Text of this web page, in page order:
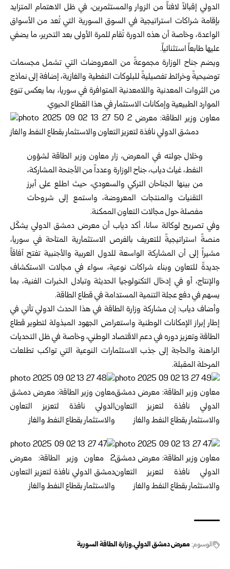
الدولي إقبالاً لافتاً من الزوار والمستثمرين، في ظل الاهتمام المتزايد
بإقامة شراكات استراتيجية في السوق السورية التي تُعد من الأسواق
الواعدة، وخاصة أن هذه الدورة تُقام للمرة الأولى بعد التحرير، ما يضفي
عليها طابعاً استثنائياً.
ويضم جناح الوزارة مجموعةً من المعروضات التي تشمل مجسمات
توضيحيةً وخرائط تفصيليةً للبلوكات النفطية والغازية، إضافة إلى نماذج
من الثروات المعدنية واللامعدنية المتوافرة في سوريا، بما يعكس تنوع
الموارد الطبيعية وإمكانات الاستثمار في هذا القطاع الحيوي.
وخلال جولته في المعرض، زار معاون وزير الطاقة لشؤون
النفط، غياث دياب، جناح الوزارة وعدداً من الأجنحة المشاركة،
من بينها الجناحان التركي والسعودي، حيث اطلع على أبرز
التقنيات والمنتجات المعروضة، واستمع إلى شروحات
مفصلة حول مجالات التعاون الممكنة.
وفي تصريح لوكالة سانا، أكد دياب أن معرض دمشق الدولي يشكّل
منصةً استراتيجيةً للتعريف بالفرص الاستثمارية المتاحة في سوريا،
مشيراً إلى أن المشاركة الواسعة للدول العربية والأجنبية تفتح آفاقاً
جديدةً للتعاون وبناء شراكات نوعية، سواء في مجالات الاستكشاف
والإنتاج، أو في إدخال التكنولوجيا الحديثة وتبادل الخبرات الفنية، بما
يسهم في دفع عجلة التنمية المستدامة في قطاع الطاقة.
وأضاف دياب: إن مشاركة وزارة الطاقة في هذا الحدث الدولي تأتي في
إطار إبراز الإمكانات الوطنية واستعراض الجهود المبذولة لتطوير قطاع
الطاقة وتعزيز دوره في دعم الاقتصاد الوطني، وخاصة في ظل التحديات
الراهنة والحاجة إلى جذب الاستثمارات النوعية التي تواكب تطلعات
المرحلة المقبلة.
الوسوم: معرض دمشق الدولي وزارة الطاقة السورية